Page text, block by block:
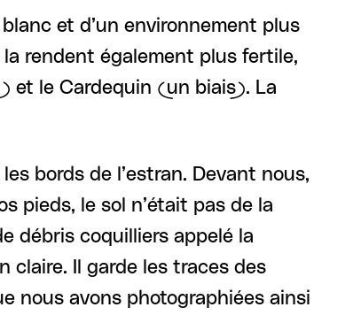
et d’un environnement plus
rendent également plus fertile,
et le Cardequin (un biais). La
bords de l’estran. Devant nous,
pieds, le sol n’était pas de la
débris coquilliers appelé la
claire. Il garde les traces des
nous avons photographiées ainsi